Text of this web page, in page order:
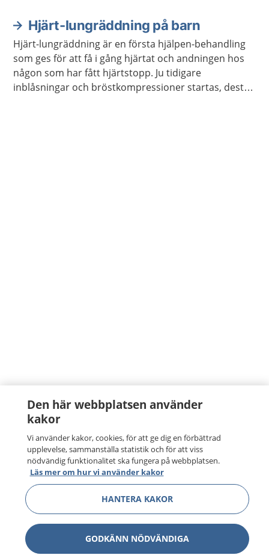
lungräddning brukar förkortas HLR.
Hjärt-lungräddning på barn
Hjärt-lungräddning är en första hjälpen-behandling
som ges för att få i gång hjärtat och andningen hos
någon som har fått hjärtstopp. Ju tidigare
inblåsningar och bröstkompressioner startas, desto
Den här webbplatsen använder
kakor
Vi använder kakor, cookies, för att ge dig en förbättrad
upplevelse, sammanställa statistik och för att viss
nödvändig funktionalitet ska fungera på webbplatsen.
Läs mer om hur vi använder kakor
HANTERA KAKOR
GODKÄNN NÖDVÄNDIGA